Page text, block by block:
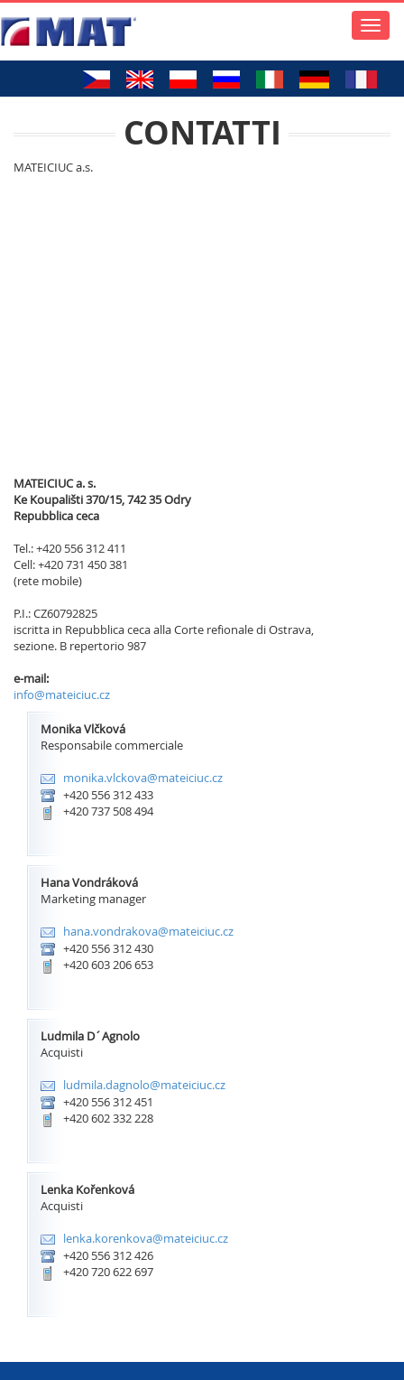
Toggle
CONTATTI
MATEICIUC a.s.
MATEICIUC a. s.
Ke Koupališti 370/15, 742 35 Odry
Repubblica ceca
Tel.: +420 556 312 411
Cell: +420 731 450 381
(rete mobile)
P.I.: CZ60792825
iscritta in Repubblica ceca alla Corte refionale di Ostrava,
sezione. B repertorio 987
e-mail:
info@mateiciuc.cz
Monika Vlčková
Responsabile commerciale
monika.vlckova@mateiciuc.cz
+420 556 312 433
+420 737 508 494
Hana Vondráková
Marketing manager
hana.vondrakova@mateiciuc.cz
+420 556 312 430
+420 603 206 653
Ludmila D´Agnolo
Acquisti
ludmila.dagnolo@mateiciuc.cz
+420 556 312 451
+420 602 332 228
Lenka Kořenková
Acquisti
lenka.korenkova@mateiciuc.cz
+420 556 312 426
+420 720 622 697